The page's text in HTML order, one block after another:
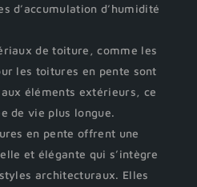
d’accumulation d’humidité
de toiture, comme les
les toitures en pente sont
éléments extérieurs, ce
de vie plus longue.
en pente offrent une
et élégante qui s’intègre
architecturaux. Elles